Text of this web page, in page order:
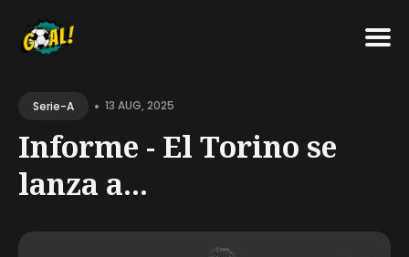
forSerie-A • 13 AUG, 2025
Informe - El Torino se
lanza a...